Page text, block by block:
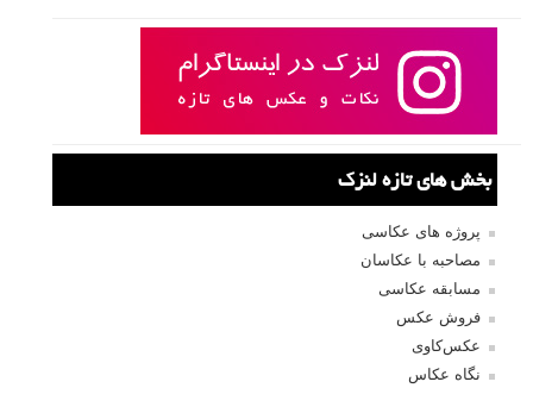
بخش های تازه لنزک
پروژه های عکاسی
مصاحبه با عکاسان
مسابقه عکاسی
فروش عکس
عکس‌کاوی
نگاه عکاس